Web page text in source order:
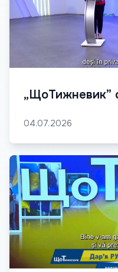
„ЩоТижневик”
04.07.2026